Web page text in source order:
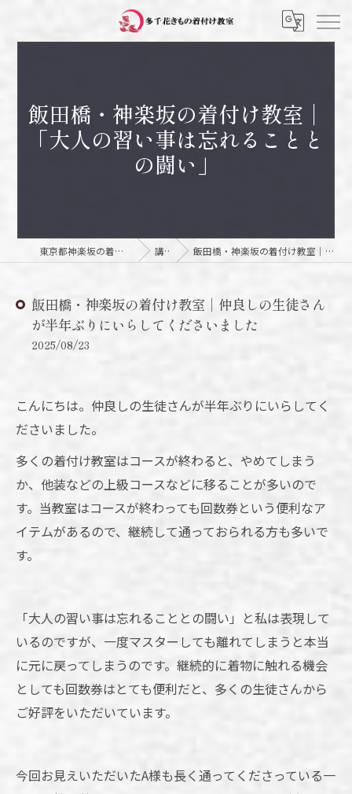
飯田橋・神楽坂の着付け教室｜
「大人の習い事は忘れることと
の闘い」
東京都神楽坂の着付け教室なら多千花きもの着付け教室 講師日記 飯田橋・神楽坂の着付け教室｜仲良しの生徒さんが半年ぶりにいらしてくださいました
飯田橋・神楽坂の着付け教室｜仲良しの生徒さん
が半年ぶりにいらしてくださいました
2025/08/23
こんにちは。仲良しの生徒さんが半年ぶりにいらしてく
ださいました。
多くの着付け教室はコースが終わると、やめてしまう
か、他装などの上級コースなどに移ることが多いので
す。当教室はコースが終わっても回数券という便利なア
イテムがあるので、継続して通っておられる方も多いで
す。
「大人の習い事は忘れることとの闘い」と私は表現して
いるのですが、一度マスターしても離れてしまうと本当
に元に戻ってしまうのです。継続的に着物に触れる機会
としても回数券はとても便利だと、多くの生徒さんから
ご好評をいただいています。
今回お見えいただいたA様も長く通ってくださっている一